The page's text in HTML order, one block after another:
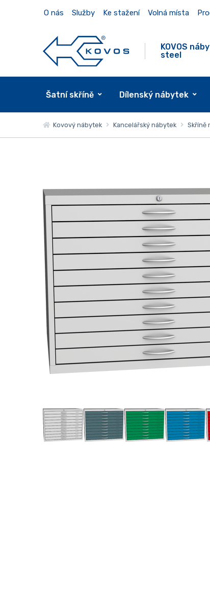
O nás Služby Ke stažení Volná místa
KOVOS
steel
Šatní skříně Dílenský nábytek
Kovový nábytek Kancelářský nábytek Skříně